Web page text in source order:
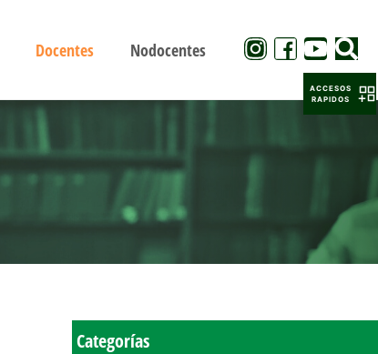
Docentes Nodocentes
Categorías
ACCESOS
RAPIDOS